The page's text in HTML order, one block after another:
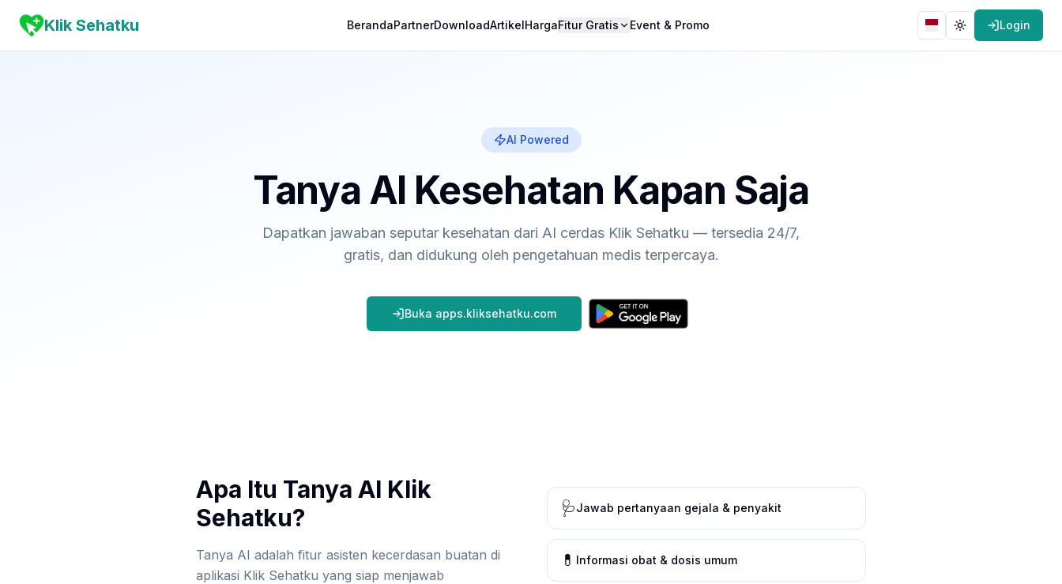
Klik Sehatku BerandaPartnerDownloadArtikelHargaFitur Gratis Event & Promo BahasaToggle theme
Login
AI Powered
Tanya AI Kesehatan Kapan Saja
Dapatkan jawaban seputar kesehatan dari AI cerdas Klik Sehatku — tersedia 24/7,
gratis, dan didukung oleh pengetahuan medis terpercaya.
Buka apps.kliksehatku.com
Apa Itu Tanya AI Klik
Sehatku?
Tanya AI adalah fitur asisten kecerdasan buatan di
aplikasi Klik Sehatku yang siap menjawab
🩺Jawab pertanyaan gejala & penyakit
💊 Informasi obat & dosis umum